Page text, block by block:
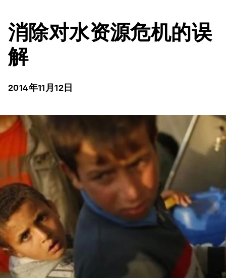
消除对水资源危机的误
解
2014年11月12日